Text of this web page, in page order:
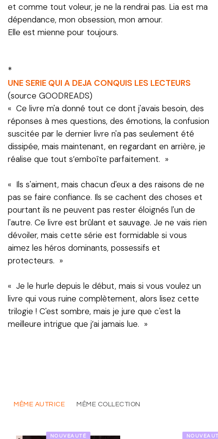
et comme tout voleur, je ne la rendrai pas. Lia est ma
dépendance, mon obsession, mon amour.
Elle est mienne pour toujours.
*
UNE SERIE QUI A DEJA CONQUIS LES LECTEURS
(source GOODREADS)
« Ce livre m'a donné tout ce dont j'avais besoin, des
réponses à mes questions, des émotions, la confusion
suscitée par le dernier livre n'a pas seulement été
dissipée, mais maintenant, en regardant en arrière, je
réalise que tout s’emboîte parfaitement. »
« Ils s'aiment, mais chacun d'eux a des raisons de ne
pas se faire confiance. Ils se cachent des choses et
pourtant ils ne peuvent pas rester éloignés l'un de
l'autre. Ce livre est brûlant et sauvage. Je ne vais rien
dévoiler, mais cette série est formidable si vous
aimez les héros dominants, possessifs et
protecteurs. »
« Je le hurle depuis le début, mais si vous voulez un
livre qui vous ruine complètement, alors lisez cette
trilogie ! C'est sombre, mais je jure que c'est la
meilleure intrigue que j’ai jamais lue. »
MÊME AUTRICE MÊME COLLECTION
NOUVEAUTÉ